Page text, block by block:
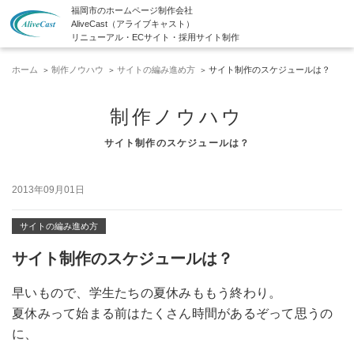
福岡市のホームページ制作会社
AliveCast（アライブキャスト）
リニューアル・ECサイト・採用サイト制作
ホーム 制作ノウハウ サイトの編み進め方 サイト制作のスケジュールは？
制作ノウハウ
サイト制作のスケジュールは？
2013年09月01日
サイトの編み進め方
サイト制作のスケジュールは？
早いもので、学生たちの夏休みももう終わり。
夏休みって始まる前はたくさん時間があるぞって思うの
に、